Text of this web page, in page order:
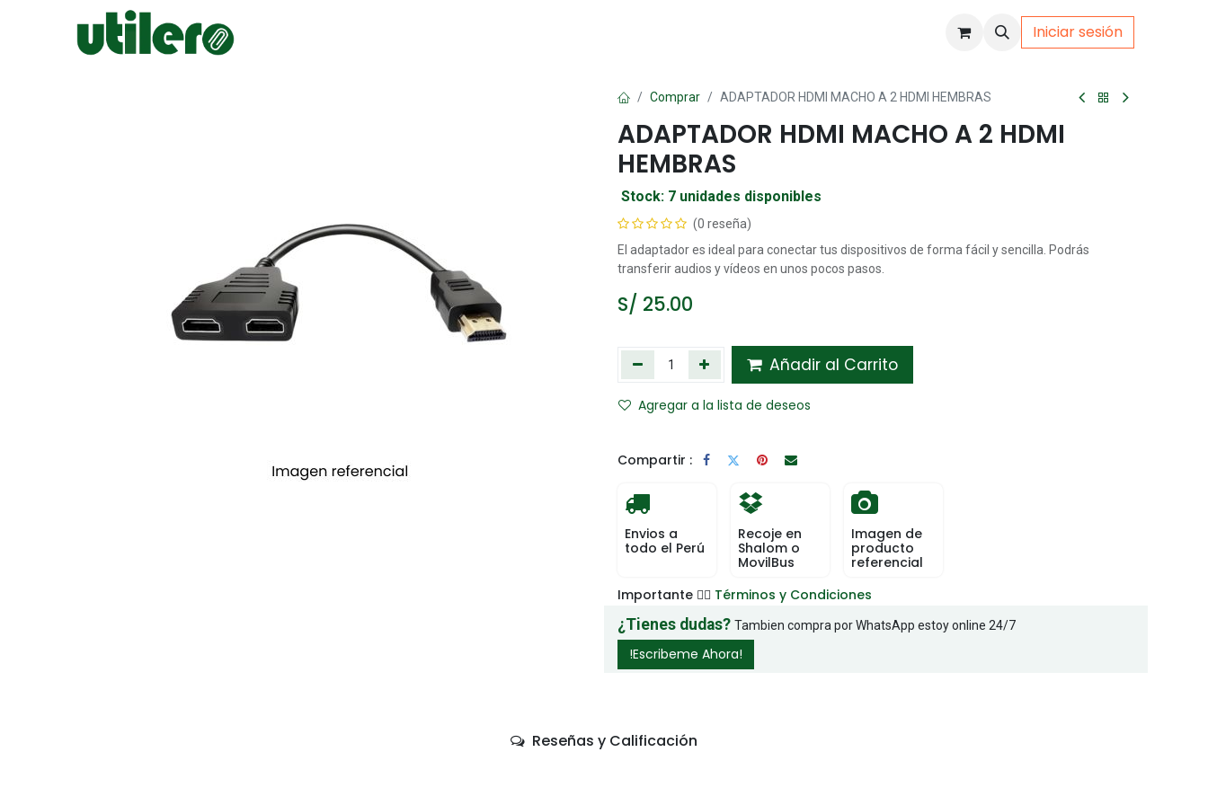
Iniciar sesión
Comprar ADAPTADOR HDMI MACHO A 2 HDMI HEMBRAS
ADAPTADOR HDMI MACHO A 2 HDMI
HEMBRAS
Stock: 7 unidades disponibles
(0 reseña)
El adaptador es ideal para conectar tus dispositivos de forma fácil y sencilla. Podrás
transferir audios y vídeos en unos pocos pasos.
S/ 25.00
Añadir al Carrito
Agregar a la lista de deseos
Compartir :
Envios a
todo el Perú
Recoje en
Shalom o
MovilBus
Imagen de
producto
referencial
Importante 👉🏻 Términos y Condiciones
¿Tienes dudas? Tambien compra por WhatsApp estoy online 24/7
!Escribeme Ahora!
Reseñas y Calificación